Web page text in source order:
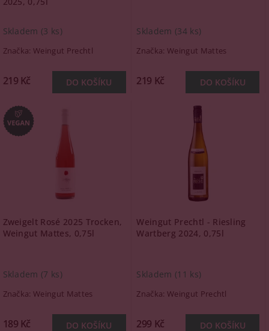
Skladem (3 ks)
Značka:Weingut Prechtl
219 Kč
Skladem (34 ks)
Značka: Weingut Mattes
219 Kč
Zweigelt Rosé 2025 Trocken,
Weingut Mattes, 0,75l
Skladem (7 ks)
Značka:Weingut Mattes
189 Kč
Weingut Prechtl - Riesling
Wartberg 2024, 0,75l
Skladem (11 ks)
Značka: Weingut Prechtl
299 Kč